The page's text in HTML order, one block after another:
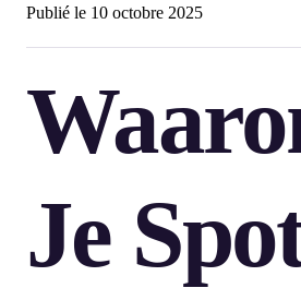
Publié le 10 octobre 2025
Je